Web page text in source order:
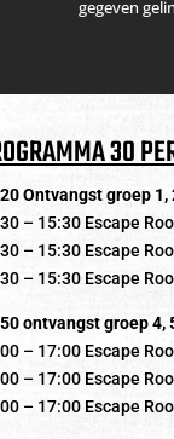
gegeven
30
Ontvangst groep 1,
– 15:30 Escape
– 15:30 Escape
– 15:30 Escape
ontvangst groep 4,
– 17:00 Escape
– 17:00 Escape
– 17:00 Escape